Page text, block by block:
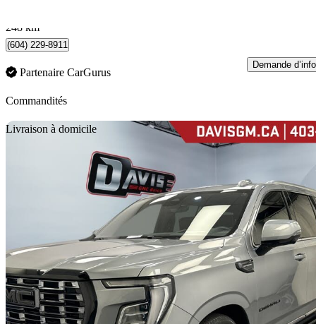
248 km
(604) 229-8911
Partenaire CarGurus
Demande d’info
Commandités
Livraison à domicile